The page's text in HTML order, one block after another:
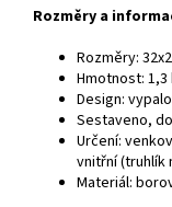
Rozměry a
Rozměry:
Hmotnost: 1,3
Design:
Sestaveno,
Určení:
vnitřní (truhlík
Materiál: